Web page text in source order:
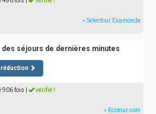
» Selectour Examonde
des séjours de dernières minutes
906 fois vérifié !
» Ecotour.com